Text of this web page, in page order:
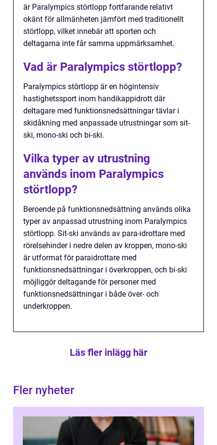
är Paralympics störtlopp fortfarande relativt
okänt för allmänheten jämfört med traditionellt
störtlopp, vilket innebär att sporten och
deltagarna inte får samma uppmärksamhet.
Vad är Paralympics störtlopp?
Paralympics störtlopp är en högintensiv
hastighetssport inom handikappidrott där
deltagare med funktionsnedsättningar tävlar i
skidåkning med anpassade utrustningar som sit-
ski, mono-ski och bi-ski.
Vilka typer av utrustning
används inom Paralympics
störtlopp?
Beroende på funktionsnedsättning används olika
typer av anpassad utrustning inom Paralympics
störtlopp. Sit-ski används av para-idrottare med
rörelsehinder i nedre delen av kroppen, mono-ski
är utformat för paraidrottare med
funktionsnedsättningar i överkroppen, och bi-ski
möjliggör deltagande för personer med
funktionsnedsättningar i både över- och
underkroppen.
Läs fler inlägg här
Fler nyheter